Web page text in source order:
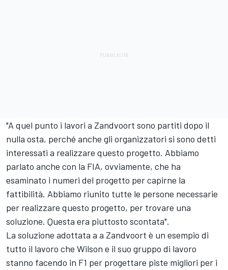
"A quel punto i lavori a Zandvoort sono partiti dopo il
nulla osta, perché anche gli organizzatori si sono detti
interessati a realizzare questo progetto. Abbiamo
parlato anche con la FIA, ovviamente, che ha
esaminato i numeri del progetto per capirne la
fattibilità. Abbiamo riunito tutte le persone necessarie
per realizzare questo progetto, per trovare una
soluzione. Questa era piuttosto scontata".
La soluzione adottata a a Zandvoort è un esempio di
tutto il lavoro che Wilson e il suo gruppo di lavoro
stanno facendo in F1 per progettare piste migliori per i